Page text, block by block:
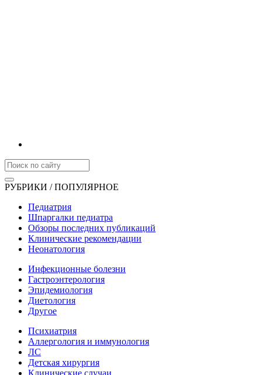
РУБРИКИ / ПОПУЛЯРНОЕ
Педиатрия
Шпаргалки педиатра
Обзоры последних публикаций
Клинические рекомендации
Неонатология
Инфекционные болезни
Гастроэнтерология
Эпидемиология
Диетология
Другое
Психиатрия
Аллергология и иммунология
ЛС
Детская хирургия
Клинические случаи